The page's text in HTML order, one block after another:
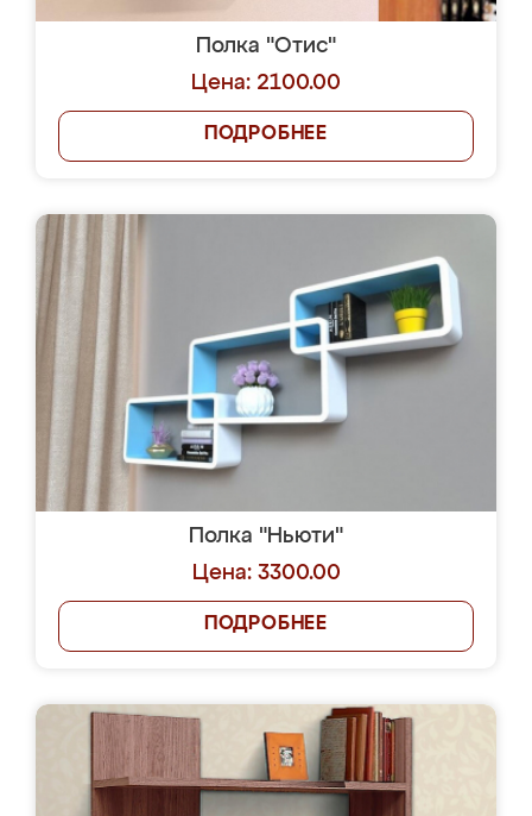
Полка "Отис"
Цена: 2100.00
ПОДРОБНЕЕ
Полка "Ньюти"
Цена: 3300.00
ПОДРОБНЕЕ